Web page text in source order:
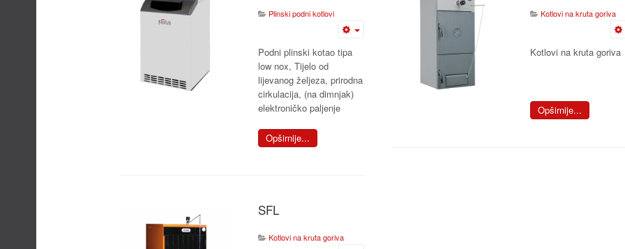
Plinski podni kotlovi
Podni plinski kotao tipa
low nox, Tijelo od
lijevanog željeza, prirodna
cirkulacija, (na dimnjak)
elektroničko paljenje
Opširnije...
Kotlovi na kruta goriva
Kotlovi na kruta goriva
Opširnije...
SFL
Kotlovi na kruta goriva